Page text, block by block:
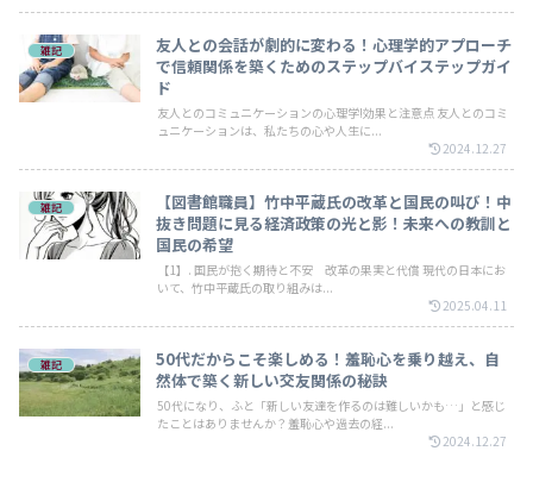
雑記
友人との会話が劇的に変わる！心理学的アプローチ
で信頼関係を築くためのステップバイステップガイ
ド
友人とのコミュニケーションの心理学!効果と注意点 友人とのコミ
ュニケーションは、私たちの心や人生に...
2024.12.27
雑記
【図書館職員】竹中平蔵氏の改革と国民の叫び！中
抜き問題に見る経済政策の光と影！未来への教訓と
国民の希望
【1】. 国民が抱く期待と不安 改革の果実と代償 現代の日本にお
いて、竹中平蔵氏の取り組みは...
2025.04.11
雑記
50代だからこそ楽しめる！羞恥心を乗り越え、自
然体で築く新しい交友関係の秘訣
50代になり、ふと「新しい友達を作るのは難しいかも…」と感じ
たことはありませんか？羞恥心や過去の経...
2024.12.27